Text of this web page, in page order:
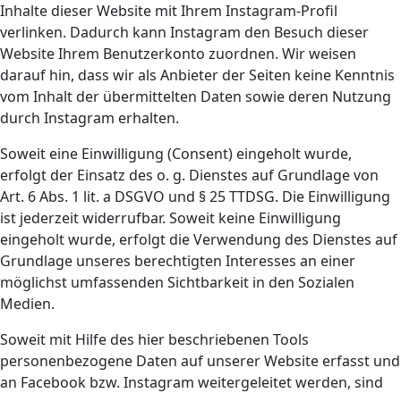
Inhalte dieser Website mit Ihrem Instagram-Profil
verlinken. Dadurch kann Instagram den Besuch dieser
Website Ihrem Benutzerkonto zuordnen. Wir weisen
darauf hin, dass wir als Anbieter der Seiten keine Kenntnis
vom Inhalt der übermittelten Daten sowie deren Nutzung
durch Instagram erhalten.
Soweit eine Einwilligung (Consent) eingeholt wurde,
erfolgt der Einsatz des o. g. Dienstes auf Grundlage von
Art. 6 Abs. 1 lit. a DSGVO und § 25 TTDSG. Die Einwilligung
ist jederzeit widerrufbar. Soweit keine Einwilligung
eingeholt wurde, erfolgt die Verwendung des Dienstes auf
Grundlage unseres berechtigten Interesses an einer
möglichst umfassenden Sichtbarkeit in den Sozialen
Medien.
Soweit mit Hilfe des hier beschriebenen Tools
personenbezogene Daten auf unserer Website erfasst und
an Facebook bzw. Instagram weitergeleitet werden, sind